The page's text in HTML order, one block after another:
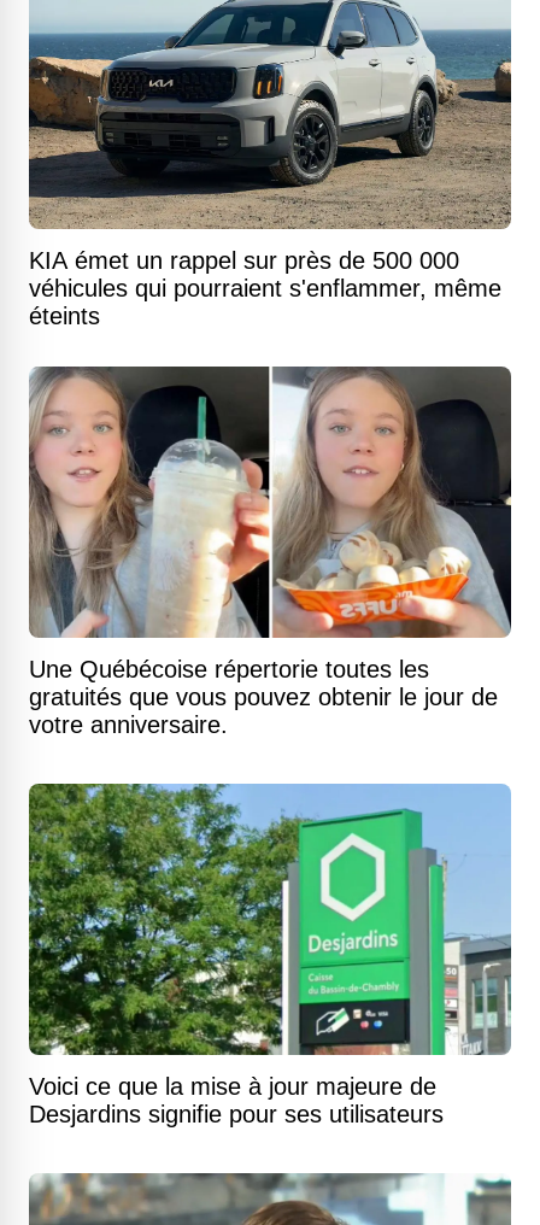
KIA émet un rappel sur près de 500 000
véhicules qui pourraient s'enflammer, même
éteints
Une Québécoise répertorie toutes les
gratuités que vous pouvez obtenir le jour de
votre anniversaire.
Voici ce que la mise à jour majeure de
Desjardins signifie pour ses utilisateurs